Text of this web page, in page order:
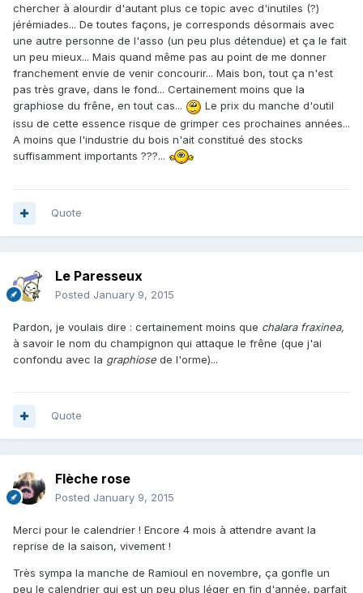
chercher à alourdir d'autant plus ce topic avec d'inutiles (?)
jérémiades... De toutes façons, je corresponds désormais avec
une autre personne de l'asso (un peu plus détendue) et ça le fait
un peu mieux... Mais quand même pas au point de me donner
franchement envie de venir concourir... Mais bon, tout ça n'est
pas très grave, dans le fond... Certainement moins que la
graphiose du frêne, en tout cas...
Le prix du manche d'outil
issu de cette essence risque de grimper ces prochaines années...
A moins que l'industrie du bois n'ait constitué des stocks
suffisamment importants ???...
Quote
Le Paresseux
Posted January 9, 2015
Pardon, je voulais dire : certainement moins que chalara fraxinea,
à savoir le nom du champignon qui attaque le frêne (que j'ai
confondu avec la graphiose de l'orme)...
Quote
Flèche rose
Posted January 9, 2015
Merci pour le calendrier ! Encore 4 mois à attendre avant la
reprise de la saison, vivement !
Très sympa la manche de Ramioul en novembre, ça gonfle un
peu le calendrier qui est un peu plus léger en fin d'année, parfait